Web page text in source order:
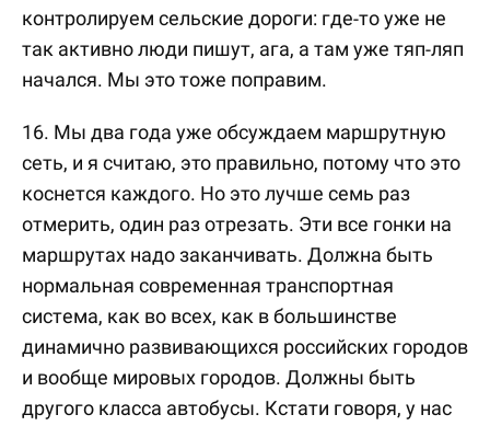
контролируем сельские дороги: где-то уже не
так активно люди пишут, ага, а там уже тяп-ляп
начался. Мы это тоже поправим.
16. Мы два года уже обсуждаем маршрутную
сеть, и я считаю, это правильно, потому что это
коснется каждого. Но это лучше семь раз
отмерить, один раз отрезать. Эти все гонки на
маршрутах надо заканчивать. Должна быть
нормальная современная транспортная
система, как во всех, как в большинстве
динамично развивающихся российских городов
и вообще мировых городов. Должны быть
другого класса автобусы. Кстати говоря, у нас